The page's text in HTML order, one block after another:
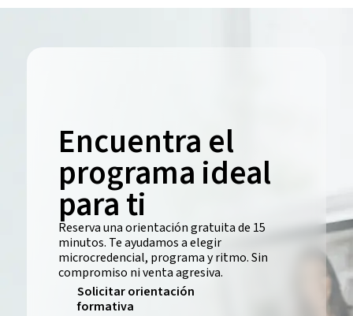
Encuentra el
programa ideal
para ti
Reserva una orientación gratuita de 15
minutos. Te ayudamos a elegir
microcredencial, programa y ritmo. Sin
compromiso ni venta agresiva.
Solicitar orientación
formativa